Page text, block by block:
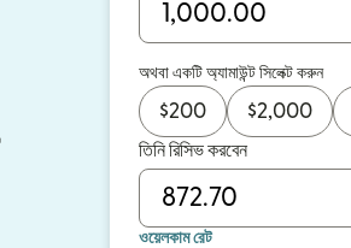
অথবা একটি অ্যামাউন্ট সিলেক্ট করুন
$200 $2,000
তিনি রিসিভ করবেন
ওয়েলকাম রেট